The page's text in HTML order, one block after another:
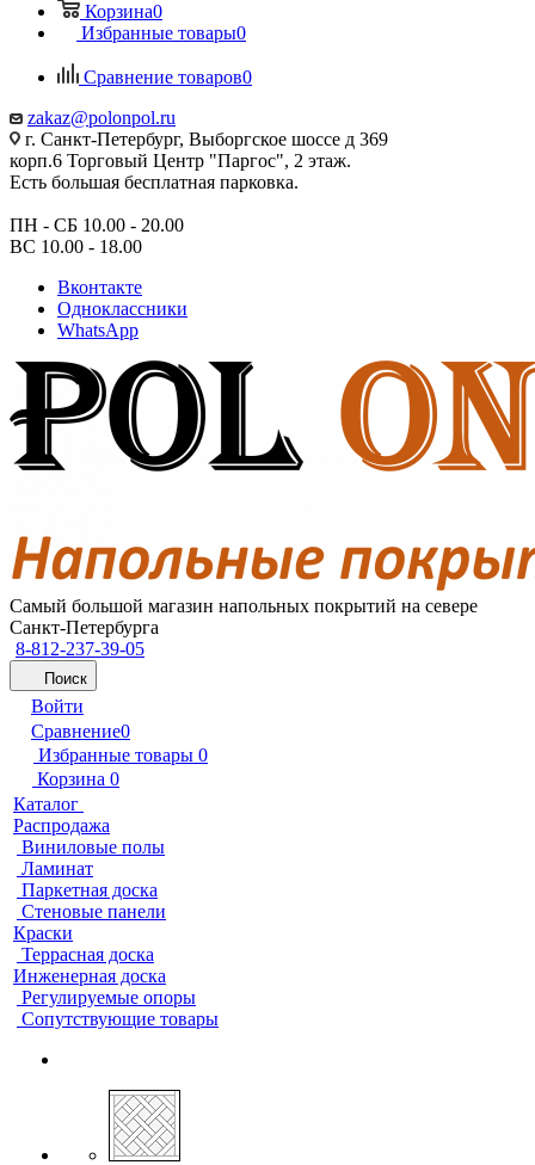
Корзина0
Избранные товары0
Сравнение товаров0
zakaz@polonpol.ru
г. Санкт-Петербург, Выборгское шоссе д 369
корп.6 Торговый Центр "Паргос", 2 этаж.
Есть большая бесплатная парковка.
ПН - СБ 10.00 - 20.00
ВС 10.00 - 18.00
Вконтакте
Одноклассники
WhatsApp
Самый большой магазин напольных покрытий на севере
Санкт-Петербурга
8-812-237-39-05
Поиск
Войти
Сравнение0
Избранные товары 0
Корзина 0
Каталог
Распродажа
Виниловые полы
Ламинат
Паркетная доска
Стеновые панели
Краски
Террасная доска
Инженерная доска
Регулируемые опоры
Сопутствующие товары